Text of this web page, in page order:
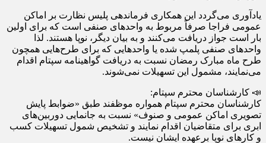
یادآوری می‌گردد این همکاری فرماندهی پلیس نظارت بر اماکن
عمومی فراجا صرفاً مربوط به واحدهای صنفی است که برای اولین
بار است جواز دریافت می‌کنند و به بیان دیگر، نوپا هستند. لذا
واحدهای صنفی پلمپ شده یا واحدهایی که برای طرح‌هایی همچون
طرح ماه مبارک رمضان نسبت به دریافت گواهینامه سپتام اقدام
می‌نمایند، مشمول این تسهیلات نمی‌شوند.
📣 کارشناسان محترم سپتام:
کارشناسان محترم سپتام همواره موظفند طبق «ضوابط پایش
تصویری اماکن عمومی و صنوف» نسبت به جانمایی دوربین‌های
ابری برای متقاضیان اقدام نمایند و تشخیص شمول تسهیلات کسب
و کارهای نوپا برعهده ایشان نیست.